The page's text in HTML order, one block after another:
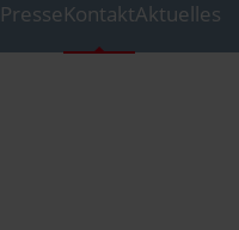
PresseKontaktAktuelles